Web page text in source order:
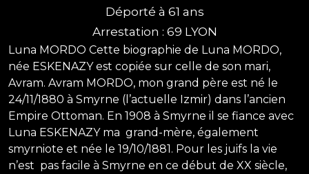
Déporté à 61 ans
Arrestation : 69 LYON
Luna MORDO Cette biographie de Luna MORDO,
née ESKENAZY est copiée sur celle de son mari,
Avram. Avram MORDO, mon grand père est né le
24/11/1880 à Smyrne (l’actuelle Izmir) dans l’ancien
Empire Ottoman. En 1908 à Smyrne il se fiance avec
Luna ESKENAZY ma grand-mère, également
smyrniote et née le 19/10/1881. Pour les juifs la vie
n’est pas facile à Smyrne en ce début de XX siècle,